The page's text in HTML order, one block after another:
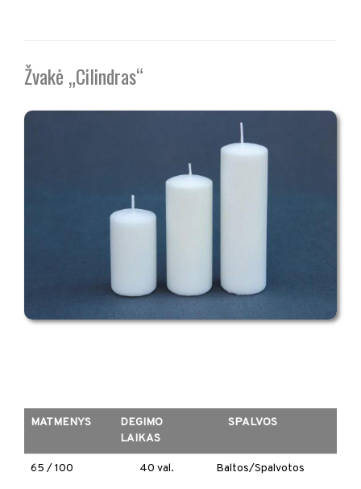
Žvakė „Cilindras“
MATMENYS
DEGIMO
LAIKAS
SPALVOS
65 / 100 40 val. Baltos/Spalvotos